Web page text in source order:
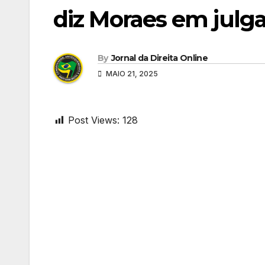
diz Moraes em
By Jornal da Direita Online
MAIO 21, 2025
Post Views: 128